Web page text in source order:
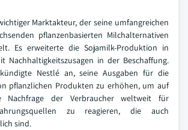
Marktakteur, der seine umfangreichen
pflanzenbasierten Milchalternativen
Es erweiterte die Sojamilk-Produktion in
Nachhaltigkeitszusagen in der Beschaffung.
Nestlé an, seine Ausgaben für die
pflanzlichen Produkten zu erhöhen, um auf
Nachfrage der Verbraucher weltweit für
zu reagieren, die auch
sind.